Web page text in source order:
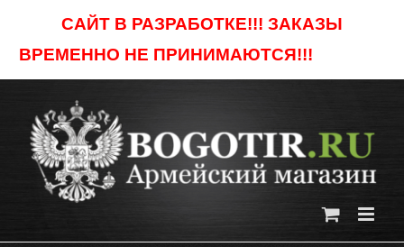
САЙТ В РАЗРАБОТКЕ!!! ЗАКАЗЫ
ВРЕМЕННО НЕ ПРИНИМАЮТСЯ!!!
content